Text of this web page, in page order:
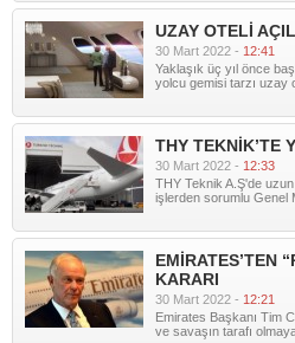
UZAY OTELİ
30 Mart 2022 - 12:41
Yaklaşık üç yıl önce
yolcu gemisi tarzı uzay
THY TEKNİK’TE
30 Mart 2022 - 12:33
THY Teknik A.Ş'de
işlerden sorumlu Genel
EMİRATES’TEN
KARARI
30 Mart 2022 - 12:21
Emirates Başkanı Tim
ve savaşın tarafı